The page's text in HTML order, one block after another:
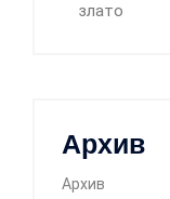
злато
Архив
Архив